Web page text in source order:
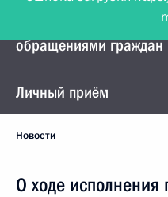
Управление
обращениями граждан
Личный приём
Новости
О ходе исполнения